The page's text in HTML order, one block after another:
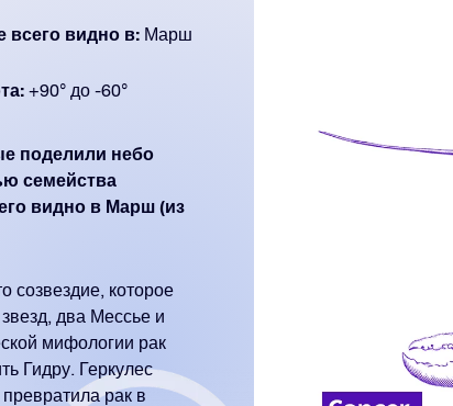
всего видно в: Марш
+90° до -60°
поделили небо
семейства
видно в Марш (из
созвездие, которое
два Мессье и
мифологии рак
Гидру. Геркулес
рак в